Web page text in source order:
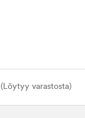
(Löytyy varastosta)